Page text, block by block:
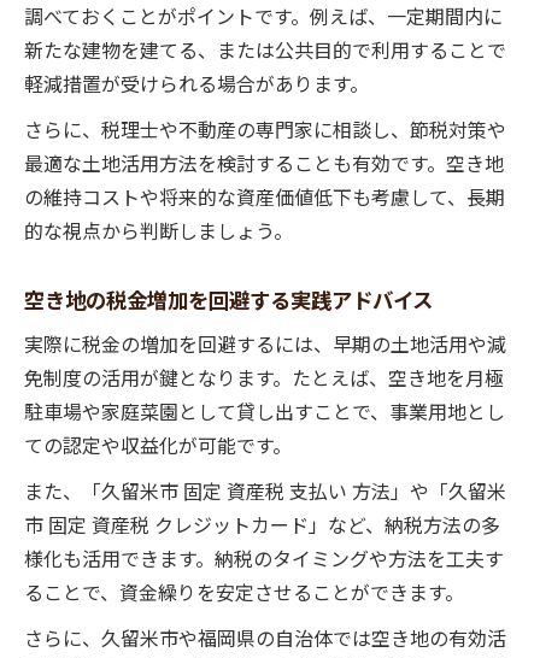
調べておくことがポイントです。例えば、一定期間内に
新たな建物を建てる、または公共目的で利用することで
軽減措置が受けられる場合があります。
さらに、税理士や不動産の専門家に相談し、節税対策や
最適な土地活用方法を検討することも有効です。空き地
の維持コストや将来的な資産価値低下も考慮して、長期
的な視点から判断しましょう。
空き地の税金増加を回避する実践アドバイス
実際に税金の増加を回避するには、早期の土地活用や減
免制度の活用が鍵となります。たとえば、空き地を月極
駐車場や家庭菜園として貸し出すことで、事業用地とし
ての認定や収益化が可能です。
また、「久留米市 固定 資産税 支払い 方法」や「久留米
市 固定 資産税 クレジットカード」など、納税方法の多
様化も活用できます。納税のタイミングや方法を工夫す
ることで、資金繰りを安定させることができます。
さらに、久留米市や福岡県の自治体では空き地の有効活